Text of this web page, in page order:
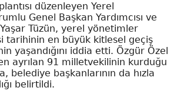
düzenleyen Yerel
Genel Başkan Yardımcısı ve
Tüzün, yerel yönetimler
tarihinin en büyük kitlesel geçiş
yaşandığını iddia etti. Özgür Özel
ayrılan 91 milletvekilinin kurduğu
belediye başkanlarının da hızla
belirtildi.